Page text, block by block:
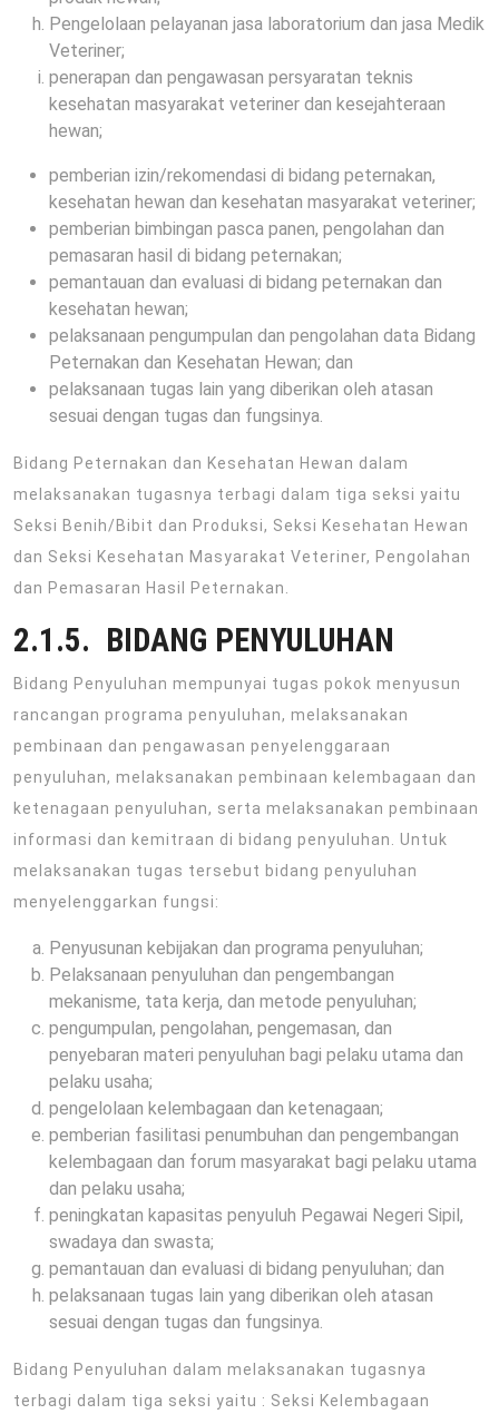
Pengelolaan pelayanan jasa laboratorium dan jasa Medik
Veteriner;
penerapan dan pengawasan persyaratan teknis
kesehatan masyarakat veteriner dan kesejahteraan
hewan;
pemberian izin/rekomendasi di bidang peternakan,
kesehatan hewan dan kesehatan masyarakat veteriner;
pemberian bimbingan pasca panen, pengolahan dan
pemasaran hasil di bidang peternakan;
pemantauan dan evaluasi di bidang peternakan dan
kesehatan hewan;
pelaksanaan pengumpulan dan pengolahan data Bidang
Peternakan dan Kesehatan Hewan; dan
pelaksanaan tugas lain yang diberikan oleh atasan
sesuai dengan tugas dan fungsinya.
Bidang Peternakan dan Kesehatan Hewan dalam
melaksanakan tugasnya terbagi dalam tiga seksi yaitu
Seksi Benih/Bibit dan Produksi, Seksi Kesehatan Hewan
dan Seksi Kesehatan Masyarakat Veteriner, Pengolahan
dan Pemasaran Hasil Peternakan.
2.1.5. BIDANG PENYULUHAN
Bidang Penyuluhan mempunyai tugas pokok menyusun
rancangan programa penyuluhan, melaksanakan
pembinaan dan pengawasan penyelenggaraan
penyuluhan, melaksanakan pembinaan kelembagaan dan
ketenagaan penyuluhan, serta melaksanakan pembinaan
informasi dan kemitraan di bidang penyuluhan. Untuk
melaksanakan tugas tersebut bidang penyuluhan
menyelenggarkan fungsi:
Penyusunan kebijakan dan programa penyuluhan;
Pelaksanaan penyuluhan dan pengembangan
mekanisme, tata kerja, dan metode penyuluhan;
pengumpulan, pengolahan, pengemasan, dan
penyebaran materi penyuluhan bagi pelaku utama dan
pelaku usaha;
pengelolaan kelembagaan dan ketenagaan;
pemberian fasilitasi penumbuhan dan pengembangan
kelembagaan dan forum masyarakat bagi pelaku utama
dan pelaku usaha;
peningkatan kapasitas penyuluh Pegawai Negeri Sipil,
swadaya dan swasta;
pemantauan dan evaluasi di bidang penyuluhan; dan
pelaksanaan tugas lain yang diberikan oleh atasan
sesuai dengan tugas dan fungsinya.
Bidang Penyuluhan dalam melaksanakan tugasnya
terbagi dalam tiga seksi yaitu : Seksi Kelembagaan